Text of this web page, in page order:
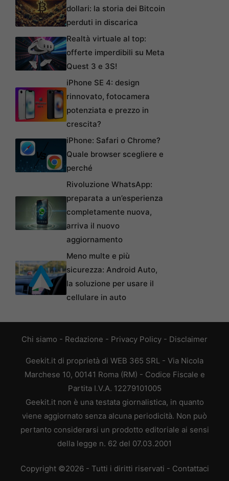
dollari: la storia dei Bitcoin
perduti in discarica
Realtà virtuale al top:
offerte imperdibili su Meta
Quest 3 e 3S!
iPhone SE 4: design
rinnovato, fotocamera
potenziata e prezzo in
crescita?
iPhone: Safari o Chrome?
Quale browser scegliere e
perché
Rivoluzione WhatsApp:
preparata a un’esperienza
completamente nuova,
arriva il nuovo
aggiornamento
Meno multe e più
sicurezza: Android Auto,
la soluzione per usare il
cellulare in auto
Chi siamo - Redazione - Privacy Policy - Disclaimer
Geekit.it di proprietà di WEB 365 SRL - Via Nicola
Marchese 10, 00141 Roma (RM) - Codice Fiscale e
Partita I.V.A. 12279101005
Geekit.it non è una testata giornalistica, in quanto
viene aggiornato senza alcuna periodicità. Non può
pertanto considerarsi un prodotto editoriale ai sensi
della legge n. 62 del 07.03.2001
Copyright ©2026 - Tutti i diritti riservati - Contattaci